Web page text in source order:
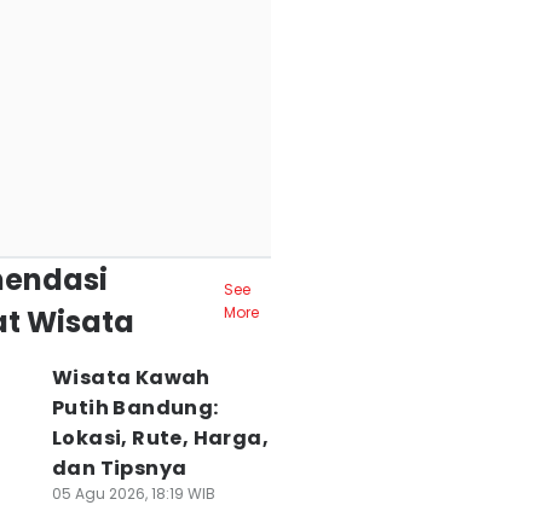
Wisata
See
More
Wisata Kawah
Putih Bandung:
Lokasi, Rute, Harga,
dan Tipsnya
05 Agu 2026, 18:19 WIB